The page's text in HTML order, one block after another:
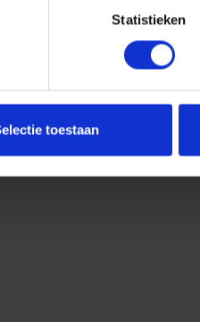
Statistieken
toestaan